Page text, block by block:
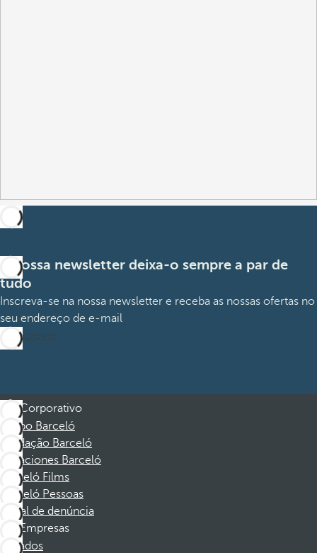
A nossa newsletter deixa-o sempre a par de
tudo
Inscreva-se na nossa newsletter e receba as nossas ofertas no
seu endereço de e-mail
Subscrever
Corporativo
Grupo Barceló
Fundação Barceló
Vacaciones Barceló
Barceló Films
Barceló Pessoas
Canal de denúncia
Empresas
Afiliados